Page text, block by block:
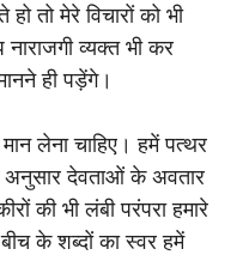
तो मेरे विचारों को भी
व्यक्त भी कर
ही पड़ेंगे।
लेना चाहिए। हमें पत्थर
अनुसार देवताओं के अवतार
की भी लंबी परंपरा हमारे
के शब्दों का स्वर हमें